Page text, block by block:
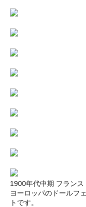
1900年代中期 フランス
ヨーロッパのドールフ
トです。